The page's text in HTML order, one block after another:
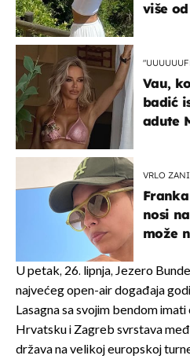
više
Vau,
badić
adute
VRLO
nosi
može
U petak, 26. lipnja, Jezero
najvećeg open-air događaja
Lasagna sa svojim bendom
Hrvatsku i Zagreb svrstava
država na velikoj europskoj